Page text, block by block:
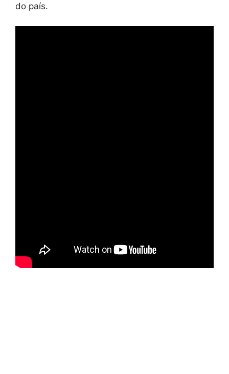
do país.